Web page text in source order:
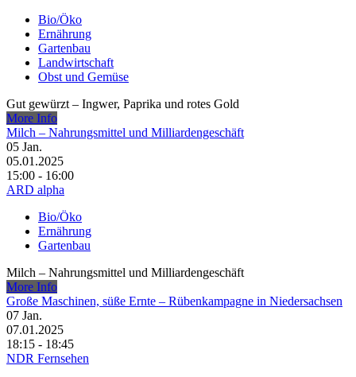
Bio/Öko
Ernährung
Gartenbau
Landwirtschaft
Obst und Gemüse
Gut gewürzt – Ingwer, Paprika und rotes Gold
More Info
Milch – Nahrungsmittel und Milliardengeschäft
05 Jan.
05.01.2025
15:00 - 16:00
ARD alpha
Bio/Öko
Ernährung
Gartenbau
Milch – Nahrungsmittel und Milliardengeschäft
More Info
Große Maschinen, süße Ernte – Rübenkampagne in Niedersachsen
07 Jan.
07.01.2025
18:15 - 18:45
NDR Fernsehen